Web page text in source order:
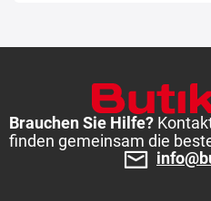
Brauchen Sie Hilfe?
finden gemeinsam die